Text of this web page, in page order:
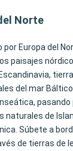
Norte
Europa del
paisajes
del mar
naturales de
Súbete a
de tierras de